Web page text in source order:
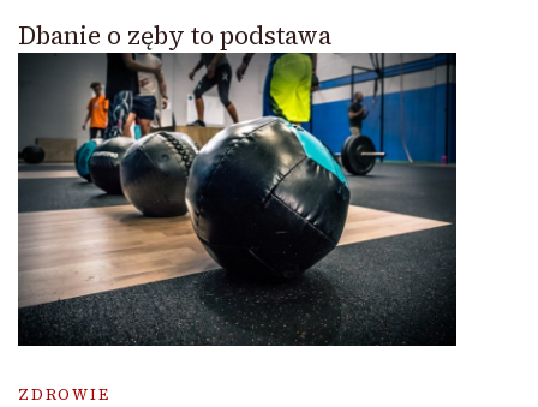
Dbanie o zęby to podstawa
ZDROWIE